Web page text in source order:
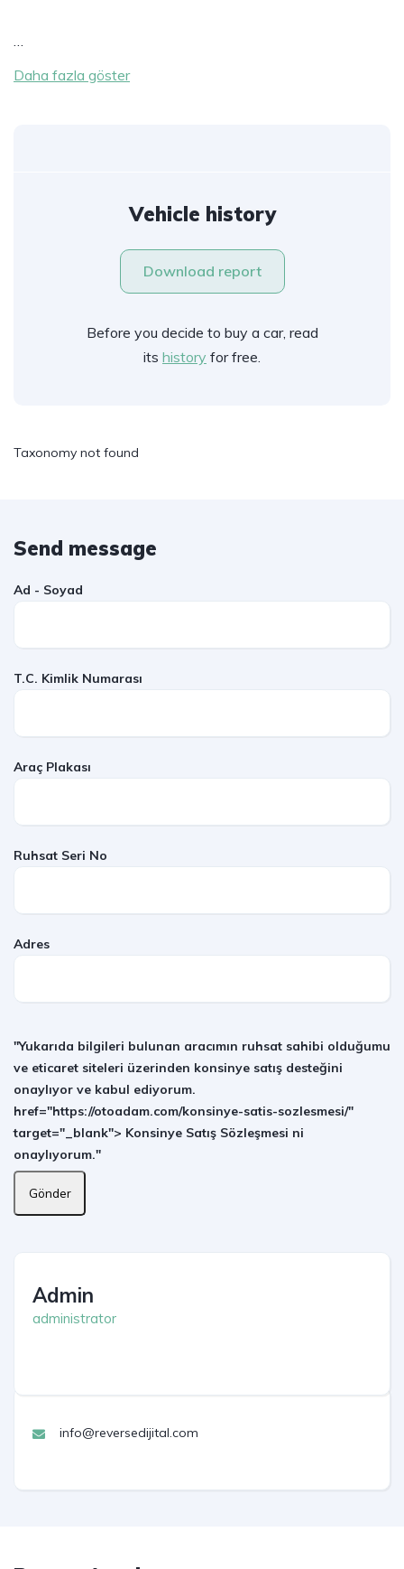
…
Daha fazla göster
Vehicle history
Download report
Before you decide to buy a car, read
its history for free.
Taxonomy not found
Send message
Ad - Soyad
T.C. Kimlik Numarası
Araç Plakası
Ruhsat Seri No
Adres
"Yukarıda bilgileri bulunan aracımın ruhsat sahibi olduğumu
ve eticaret siteleri üzerinden konsinye satış desteğini
onaylıyor ve kabul ediyorum.
href="https://otoadam.com/konsinye-satis-sozlesmesi/"
target="_blank"> Konsinye Satış Sözleşmesi ni
onaylıyorum."
Admin
administrator
info@reversedijital.com